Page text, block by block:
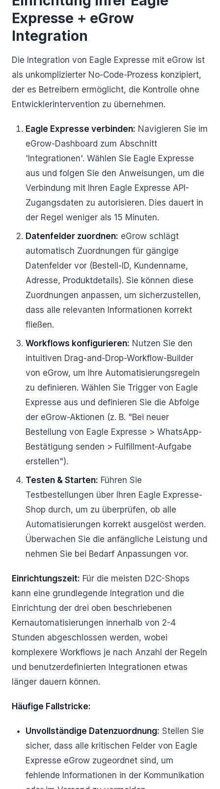
Expresse + eGrow
Integration
Die Integration von Eagle Expresse mit eGrow ist
als unkomplizierter No-Code-Prozess konzipiert,
der es Betreibern ermöglicht, die Kontrolle ohne
Entwicklerintervention zu übernehmen.
Eagle Expresse verbinden: Navigieren Sie im
eGrow-Dashboard zum Abschnitt
'Integrationen'. Wählen Sie Eagle Expresse
aus und folgen Sie den Anweisungen, um die
Verbindung mit Ihren Eagle Expresse API-
Zugangsdaten zu autorisieren. Dies dauert in
der Regel weniger als 15 Minuten.
Datenfelder zuordnen: eGrow schlägt
automatisch Zuordnungen für gängige
Datenfelder vor (Bestell-ID, Kundenname,
Adresse, Produktdetails). Sie können diese
Zuordnungen anpassen, um sicherzustellen,
dass alle relevanten Informationen korrekt
fließen.
Workflows konfigurieren: Nutzen Sie den
intuitiven Drag-and-Drop-Workflow-Builder
von eGrow, um Ihre Automatisierungsregeln
zu definieren. Wählen Sie Trigger von Eagle
Expresse aus und definieren Sie die Abfolge
der eGrow-Aktionen (z. B. "Bei neuer
Bestellung von Eagle Expresse > WhatsApp-
Bestätigung senden > Fulfillment-Aufgabe
erstellen").
Testen & Starten: Führen Sie
Testbestellungen über Ihren Eagle Expresse-
Shop durch, um zu überprüfen, ob alle
Automatisierungen korrekt ausgelöst werden.
Überwachen Sie die anfängliche Leistung und
nehmen Sie bei Bedarf Anpassungen vor.
Einrichtungszeit: Für die meisten D2C-Shops
kann eine grundlegende Integration und die
Einrichtung der drei oben beschriebenen
Kernautomatisierungen innerhalb von 2-4
Stunden abgeschlossen werden, wobei
komplexere Workflows je nach Anzahl der Regeln
und benutzerdefinierten Integrationen etwas
länger dauern können.
Häufige Fallstricke:
Unvollständige Datenzuordnung: Stellen Sie
sicher, dass alle kritischen Felder von Eagle
Expresse eGrow zugeordnet sind, um
fehlende Informationen in der Kommunikation